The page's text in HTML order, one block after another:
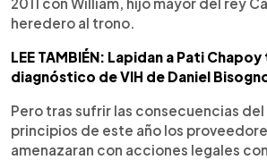
heredero al trono.
LEE TAMBIÉN: Lapidan a Pati
diagnóstico de VIH de Daniel
Pero tras sufrir las consecuencias
principios de este año los
amenazaran con acciones legales